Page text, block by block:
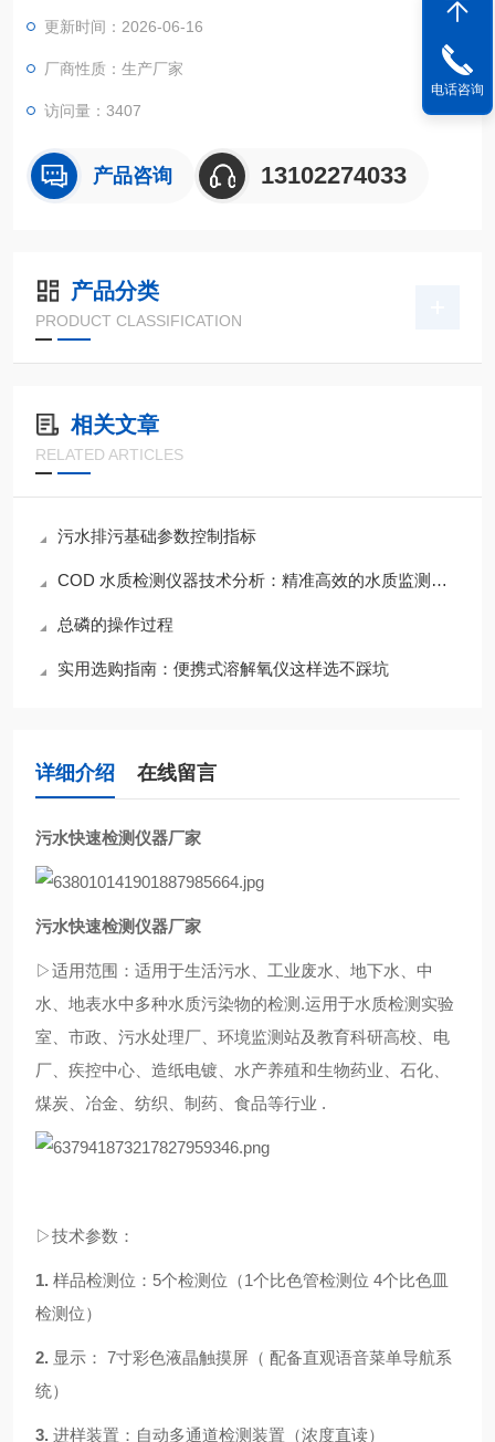
更新时间：2026-06-16
厂商性质：生产厂家
访问量：3407
产品咨询 13102274033
产品分类
PRODUCT CLASSIFICATION
相关文章
RELATED ARTICLES
污水排污基础参数控制指标
COD 水质检测仪器技术分析：精准高效的水质监测核心设备
总磷的操作过程
实用选购指南：便携式溶解氧仪这样选不踩坑
详细介绍 在线留言
污水快速检测仪器厂家
污水快速检测仪器厂家
▷适用范围： 适用于生活污水、工业废水、地下水、中
水、地表水中多种水质污染物的检测.运用于水质检测实验
室、市政、污水处理厂、环境监测站及教育科研高校、电
厂、疾控中心、造纸电镀、水产养殖和生物药业、石化、
煤炭、冶金、纺织、制药、食品等行业 .
▷技术参数：
1. 样品检测位： 5个检测位（1个比色管检测位 4个比色皿
检测位）
2. 显示： 7寸彩色液晶触摸屏 （ 配备直观语音菜单导航系
统）
3. 进样装置：自动多通道检测装置 （浓度直读）
电话咨询